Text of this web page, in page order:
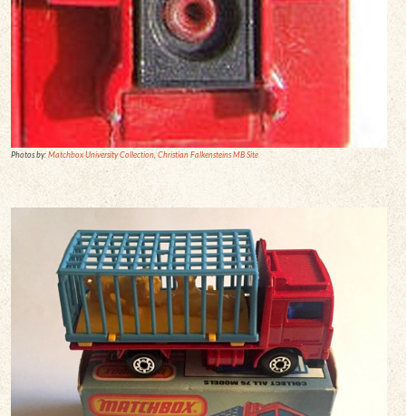
Photos by:Matchbox University Collection,Christian Falkensteins MB Site